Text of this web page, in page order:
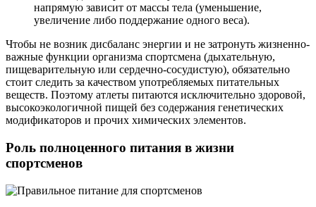
напрямую зависит от массы тела (уменьшение,
увеличение либо поддержание одного веса).
Чтобы не возник дисбаланс энергии и не затронуть жизненно-
важные функции организма спортсмена (дыхательную,
пищеварительную или сердечно-сосудистую), обязательно
стоит следить за качеством употребляемых питательных
веществ. Поэтому атлеты питаются исключительно здоровой,
высокоэкологичной пищей без содержания генетических
модификаторов и прочих химических элементов.
Роль полноценного питания в жизни
спортсменов